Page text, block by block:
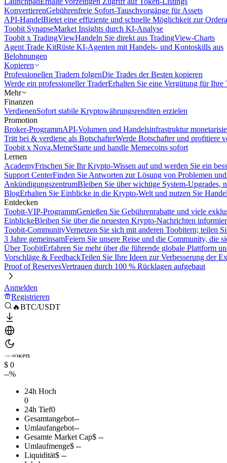
KonvertierenGebührenfreie Sofort-Tauschvorgänge für Assets
API-HandelBietet eine effiziente und schnelle Möglichkeit zur
Toobit SynapseMarket Insights durch KI-Analyse
Toobit x TradingViewHandeln Sie direkt aus TradingView-Charts
Agent Trade KitRüste KI-Agenten mit Handels- und Kontoskills aus
Belohnungen
Kopieren
Professionellen Tradern folgenDie Trades der Besten kopieren
Werde ein professioneller TraderErhalten Sie eine Vergütung für Ihre
Mehr
Finanzen
VerdienenSofort stabile Kryptowährungsrenditen erzielen
Promotion
Broker-ProgrammAPI-Volumen und Handelsinfrastruktur
Tritt bei & verdiene als BotschafterWerde Botschafter und profitiere
Toobit x Nova.MemeStarte und handle Memecoins sofort
Lernen
AcademyFrischen Sie Ihr Krypto-Wissen auf und werden Sie ein
Support CenterFinden Sie Antworten zur Lösung von Problemen
AnkündigungszentrumBleiben Sie über wichtige System-Upgrades,
BlogErhalten Sie Einblicke in die Krypto-Welt und nutzen Sie
Entdecken
Toobit-VIP-ProgrammGenießen Sie Gebührenrabatte und viele
EinblickeBleiben Sie über die neuesten Krypto-Nachrichten
Toobit-CommunityVernetzen Sie sich mit anderen Toobitern; teilen
3 Jahre gemeinsamFeiern Sie unsere Reise und die Community, die
Über ToobitErfahren Sie mehr über die führende globale Plattform
Vorschläge & FeedbackTeilen Sie Ihre Ideen zur Verbesserung der
Proof of ReservesVertrauen durch 100 % Rücklagen aufgebaut
Anmelden
Registrieren
🔥BTC/USDT
$ 0
--%
24h Hoch
0
24h Tief0
Gesamtangebot--
Umlaufangebot--
Gesamte Market Cap$ --
Umlaufmenge$ --
Liquidität$ --